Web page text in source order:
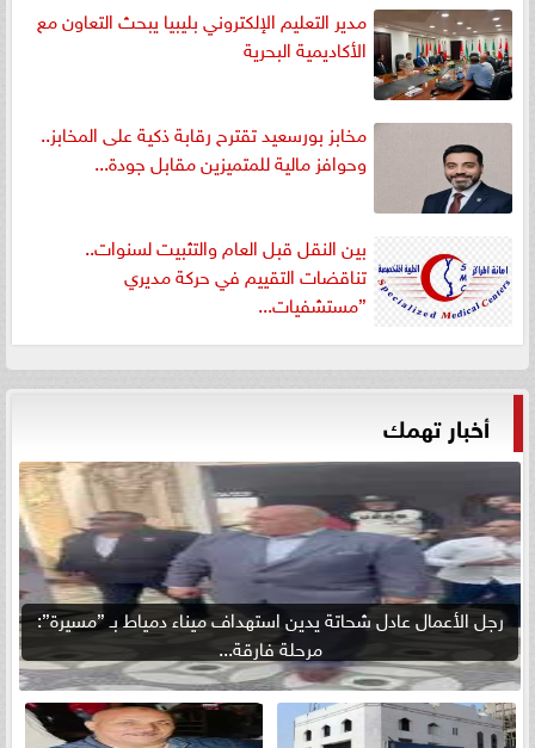
مدير التعليم الإلكتروني بليبيا يبحث التعاون مع
الأكاديمية البحرية
مخابز بورسعيد تقترح رقابة ذكية على المخابز..
وحوافز مالية للمتميزين مقابل جودة...
بين النقل قبل العام والتثبيت لسنوات..
تناقضات التقييم في حركة مديري
”مستشفيات...
أخبار تهمك
رجل الأعمال عادل شحاتة يدين استهداف ميناء دمياط بـ ”مسيرة”:
مرحلة فارقة...